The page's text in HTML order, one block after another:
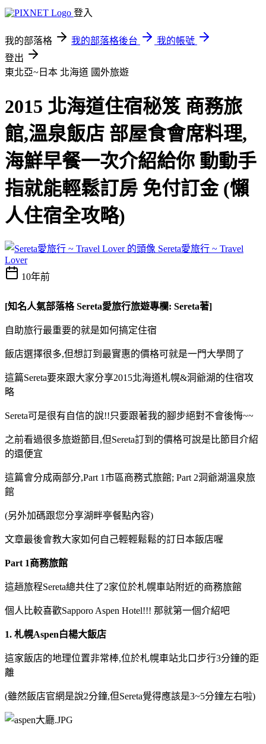
登入
我的部落格 我的部落格後台
我的帳號
登出
東北亞~日本 北海道 國外旅遊
2015 北海道住宿秘笈 商務旅
館,溫泉飯店 部屋食會席料理,
海鮮早餐一次介紹給你 動動手
指就能輕鬆訂房 免付訂金 (懶
人住宿全攻略)
Sereta愛旅行 ~ Travel
Lover
10年前
[知名人氣部落格 Sereta愛旅行旅遊專欄: Sereta著]
自助旅行最重要的就是如何搞定住宿
飯店選擇很多,但想訂到最實惠的價格可就是一門大學問了
這篇Sereta要來跟大家分享2015北海道札幌&洞爺湖的住宿攻
略
Sereta可是很有自信的說!!只要跟著我的腳步絕對不會後悔~~
之前看過很多旅遊節目,但Sereta訂到的價格可說是比節目介紹
的還便宜
這篇會分成兩部分,Part 1市區商務式旅館; Part 2洞爺湖溫泉旅
館
(另外加碼跟您分享湖畔亭餐點內容)
文章最後會教大家如何自己輕輕鬆鬆的訂日本飯店喔
Part 1商務旅館
這趟旅程Sereta總共住了2家位於札幌車站附近的商務旅館
個人比較喜歡Sapporo Aspen Hotel!!! 那就第一個介紹吧
1. 札幌Aspen白楊大飯店
這家飯店的地理位置非常棒,位於札幌車站北口步行3分鐘的距
離
(雖然飯店官網是說2分鐘,但Sereta覺得應該是3~5分鐘左右啦)